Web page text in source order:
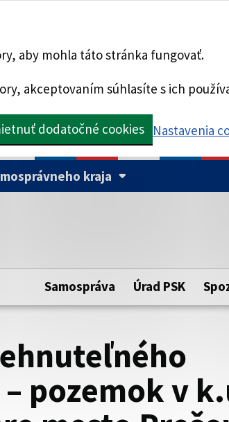
aby mohla táto stránka fungovať.
akceptovaním súhlasíte s ich
dodatočné cookies Nastavenia
kraja
samosprávneho kraja.
Samospráva Úrad PSK
pozemok v